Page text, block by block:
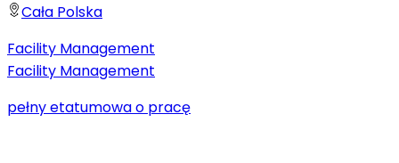
Cała Polska
Facility Management
Facility Management
pełny etatumowa o pracę